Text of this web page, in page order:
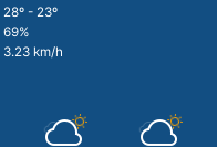
28º - 23º
69%
3.23 km/h